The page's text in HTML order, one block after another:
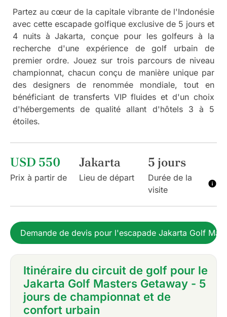
Partez au cœur de la capitale vibrante de l'Indonésie
avec cette escapade golfique exclusive de 5 jours et
4 nuits à Jakarta, conçue pour les golfeurs à la
recherche d'une expérience de golf urbain de
premier ordre. Jouez sur trois parcours de niveau
championnat, chacun conçu de manière unique par
des designers de renommée mondiale, tout en
bénéficiant de transferts VIP fluides et d'un choix
d'hébergements de qualité allant d'hôtels 3 à 5
étoiles.
USD 550
Prix à partir de
Jakarta
Lieu de départ
5 jours
Durée de la
visite
Demande de devis pour l'escapade Jakarta Golf
Itinéraire du circuit de golf pour le
Jakarta Golf Masters Getaway - 5
jours de championnat et de
confort urbain